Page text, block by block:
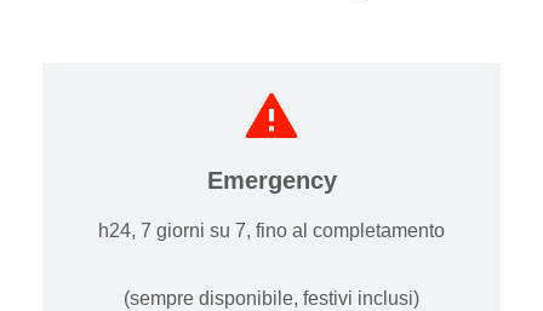
Emergency
h24, 7 giorni su 7, fino al completamento
(sempre disponibile, festivi inclusi)